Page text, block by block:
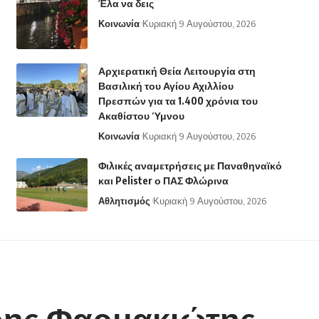
Έλα να δεις
Κοινωνία Κυριακή 9 Αυγούστου, 2026
Αρχιερατική Θεία Λειτουργία στη
Βασιλική του Αγίου Αχιλλίου
Πρεσπών για τα 1.400 χρόνια του
Ακαθίστου Ύμνου
Κοινωνία Κυριακή 9 Αυγούστου, 2026
Φιλικές αναμετρήσεις με Παναθηναϊκό
και Pelister ο ΠΑΣ Φλώρινα
Αθλητισμός Κυριακή 9 Αυγούστου, 2026